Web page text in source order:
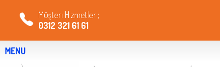
Müşteri Hizmetleri;
0312 321 61 61
MENU